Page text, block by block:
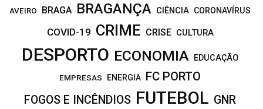
AVEIRO BRAGA BRAGANÇA CIÊNCIA CORONAVÍRUS
COVID-19 CRIME CRISE CULTURA
DESPORTO ECONOMIA EDUCAÇÃO
EMPRESAS ENERGIA FC PORTO
FOGOS E INCÊNDIOS FUTEBOL GNR